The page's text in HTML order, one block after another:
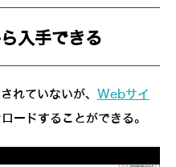
入手できる
れていないが、 Webサイ
ードすることができる。